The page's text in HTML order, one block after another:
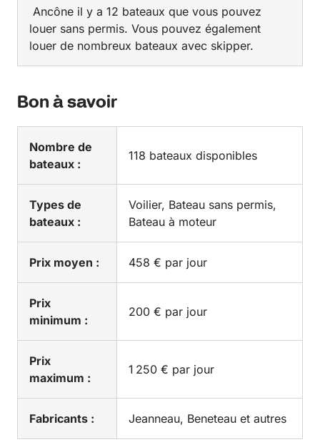
Ancône il y a 12 bateaux que vous pouvez
louer sans permis. Vous pouvez également
louer de nombreux bateaux avec skipper.
Bon à savoir
Nombre de
bateaux :
118 bateaux disponibles
Types de
bateaux :
Voilier, Bateau sans permis,
Bateau à moteur
Prix moyen : 458 € par jour
Prix
minimum :
200 € par jour
Prix
maximum :
1 250 € par jour
Fabricants : Jeanneau, Beneteau et autres